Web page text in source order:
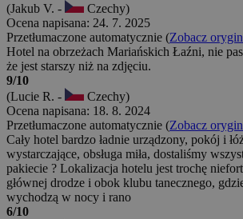
(Jakub V. -
Czechy)
Ocena napisana: 24. 7. 2025
Przetłumaczone automatycznie (Zobacz
Hotel na obrzeżach Mariańskich Łaźni, nie
że jest starszy niż na zdjęciu.
9/10
(Lucie R. -
Czechy)
Ocena napisana: 18. 8. 2024
Przetłumaczone automatycznie (Zobacz
Cały hotel bardzo ładnie urządzony, pokój i
wystarczające, obsługa miła, dostaliśmy
pakiecie ? Lokalizacja hotelu jest trochę
głównej drodze i obok klubu tanecznego,
wychodzą w nocy i rano
6/10